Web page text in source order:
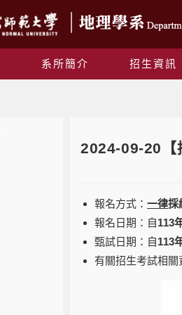
系所簡介 招生資訊
2024-09-20【
報名方式： 一律採
報名日期：自113
甄試日期：自113
有關招生考試相